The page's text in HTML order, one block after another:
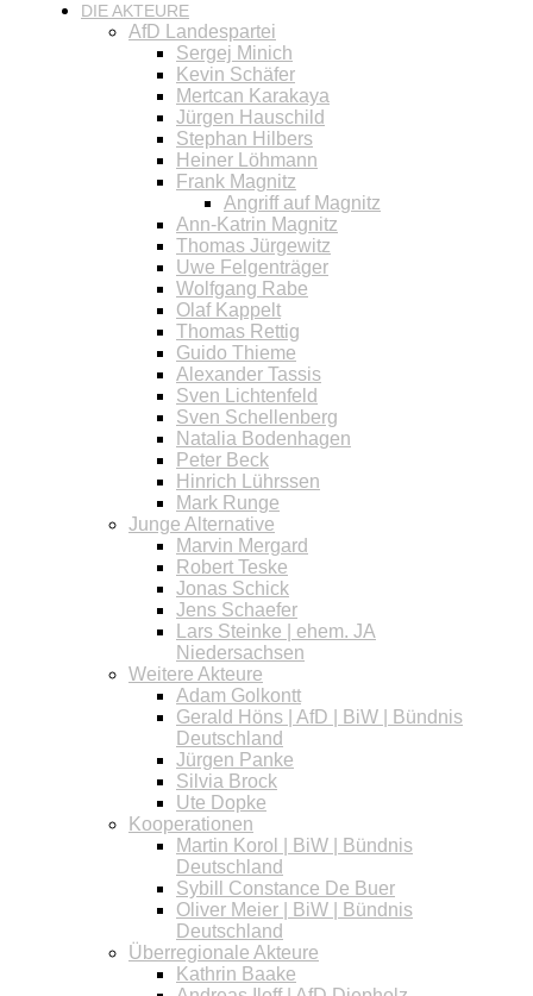
DIE AKTEURE
AfD Landespartei
Sergej Minich
Kevin Schäfer
Mertcan Karakaya
Jürgen Hauschild
Stephan Hilbers
Heiner Löhmann
Frank Magnitz
Angriff auf Magnitz
Ann-Katrin Magnitz
Thomas Jürgewitz
Uwe Felgenträger
Wolfgang Rabe
Olaf Kappelt
Thomas Rettig
Guido Thieme
Alexander Tassis
Sven Lichtenfeld
Sven Schellenberg
Natalia Bodenhagen
Peter Beck
Hinrich Lührssen
Mark Runge
Junge Alternative
Marvin Mergard
Robert Teske
Jonas Schick
Jens Schaefer
Lars Steinke | ehem. JA
Niedersachsen
Weitere Akteure
Adam Golkontt
Gerald Höns | AfD | BiW | Bündnis
Deutschland
Jürgen Panke
Silvia Brock
Ute Dopke
Kooperationen
Martin Korol | BiW | Bündnis
Deutschland
Sybill Constance De Buer
Oliver Meier | BiW | Bündnis
Deutschland
Überregionale Akteure
Kathrin Baake